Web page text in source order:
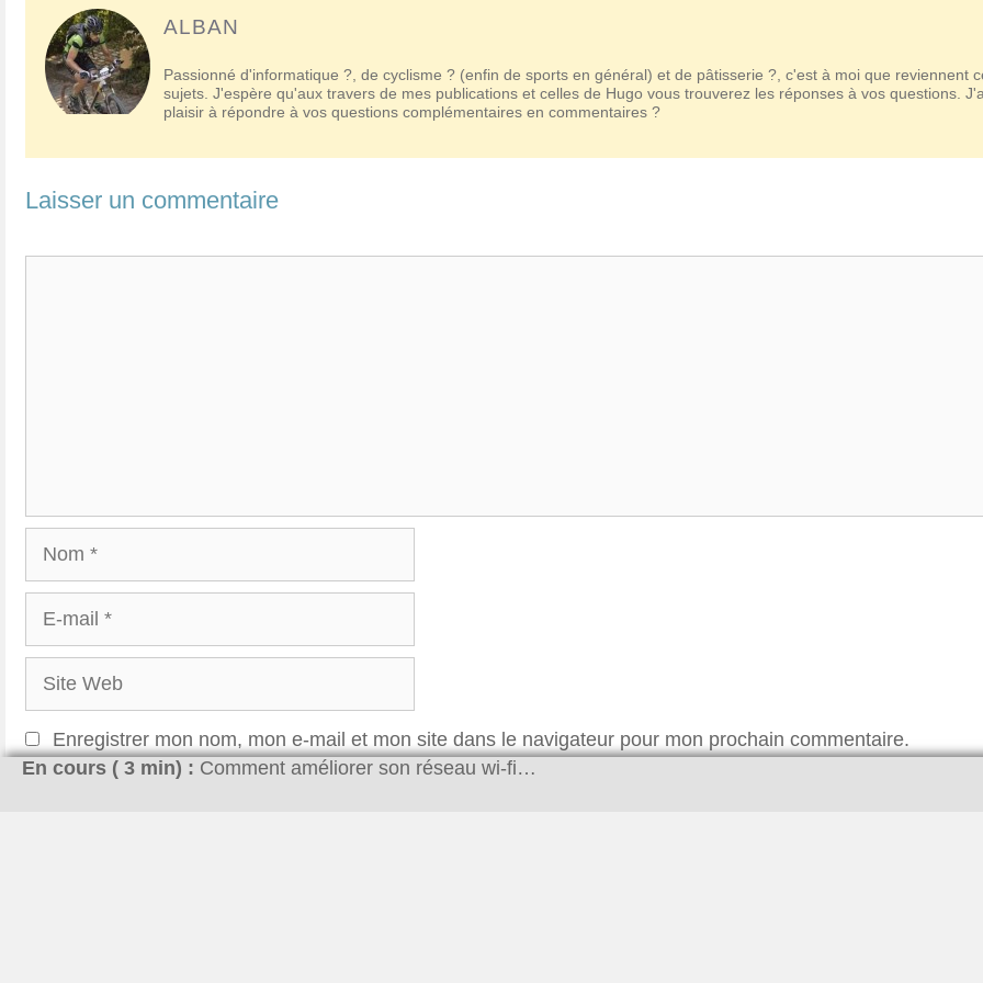
ALBAN
Passionné d'informatique ?, de cyclisme ? (enfin de sports en général) et de pâtisserie ?, c'est à moi que reviennent
sujets. J'espère qu'aux travers de mes publications et celles de Hugo vous trouverez les réponses à vos questions.
plaisir à répondre à vos questions complémentaires en commentaires ?
Laisser un commentaire
Nom
mail
Site
Web
Enregistrer mon nom, mon e-mail et mon site dans le navigateur pour mon prochain commentaire.
En cours ( 3 min) : Comment améliorer son réseau wi-fi…